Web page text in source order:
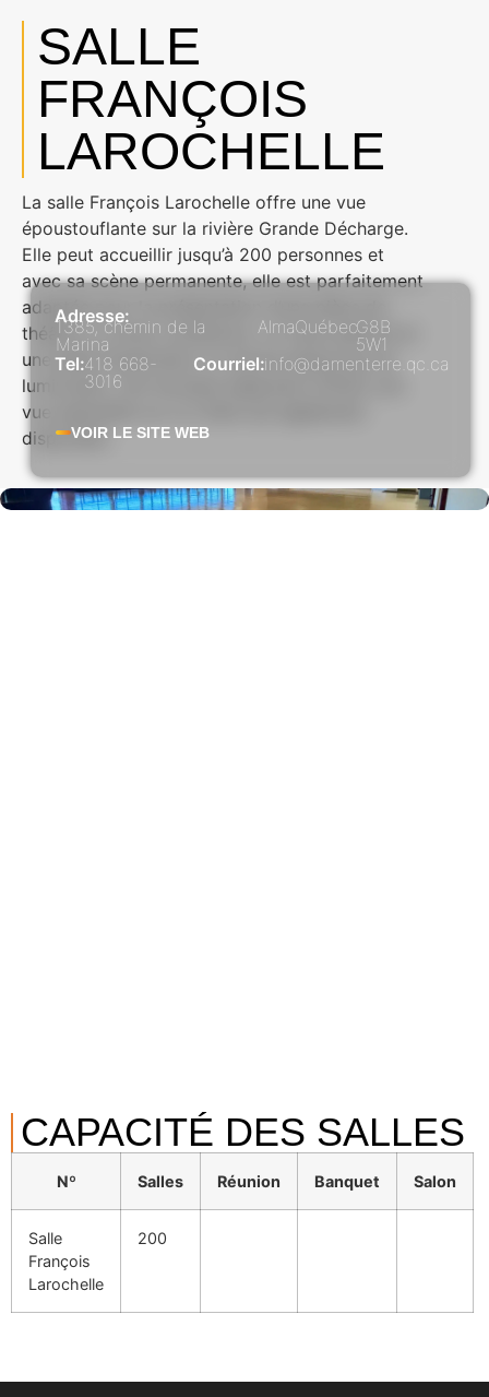
SALLE
FRANÇOIS
LAROCHELLE
La salle François Larochelle offre une vue
époustouflante sur la rivière Grande Décharge.
Elle peut accueillir jusqu’à 200 personnes et
avec sa scène permanente, elle est parfaitement
adaptée pour la présentation d’une pièce de
théâtre ou d’une conférence. Un haut plafond et
une belle fenestration lui donne beaucoup de
luminosité. Une terrasse adjacente offrant une
vue splendide sur la rivière est également
disponible.
Adresse:
1385, chemin de la
Marina
AlmaQuébecG8B
5W1
Tel:418 668-
3016
Courriel:info@damenterre.qc.ca
VOIR LE SITE WEB
CAPACITÉ DES SALLES
Nº Salles Réunion Banquet Salon
Salle
François
Larochelle
200